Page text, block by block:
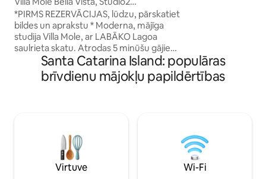
c/vista/Jacuzi/BBQ
*PIRMS REZERVĀCIJAS, lūdzu, pārskatiet
bildes un aprakstu * Moderna, mājīga
studija Villa Mole, ar LABĀKO Lagoa
saulrieta skatu. Atrodas 5 minūšu gājiena
attālumā no slavenās Lagoa (bāri, ēdieni,
mūzika) un Praia Mole (apkalpošana,
sērfotāji). Viesiem ir PRIVĀTA STUDIJA -
duša, dvieļi), balkons. Viesi DALĀS ar
piekļuvi sociālajām/ārējām zonām:
DŽAKUZI un terasei, grilam/kafejnīcai,
ugunskura vietai, sporta zālei, veļas
Mole/Joaquina/
Santa Catarina Island: populāras
brīvdienu mājokļu papildērtības
Virtuve Wi-Fi